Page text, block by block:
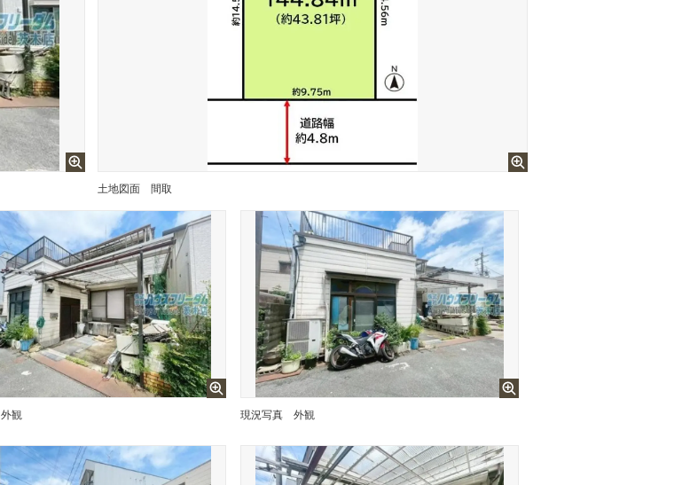
土地図面 間取
外観 現況写真 外観